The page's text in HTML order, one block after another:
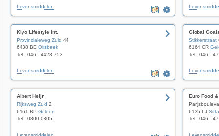
Levensmiddelen
Kiyo Lifestyle Int.
Provincialeweg Zuid 44
6438 BE Oirsbeek
Tel.: 046 - 4423 753
Levensmiddelen
Global
Stikkerstraat
6164 CR
Tel.: 046 -
Albert Heijn
Rijksweg Zuid 2
6161 BP Geleen
Tel.: 0800-0305
Levensmiddelen
Euro Food
6135 LJ
Tel.: 046 -